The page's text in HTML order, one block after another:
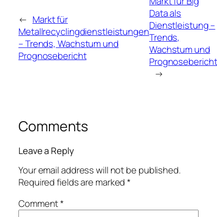
← Markt für
Metallrecyclingdienstleistungen
– Trends, Wachstum und
Prognosebericht
Data als
Dienstleistung –
Trends,
Wachstum und
Prognosebericht
→
Comments
Leave a Reply
Your email address will not be published.
Required fields are marked*
Comment*